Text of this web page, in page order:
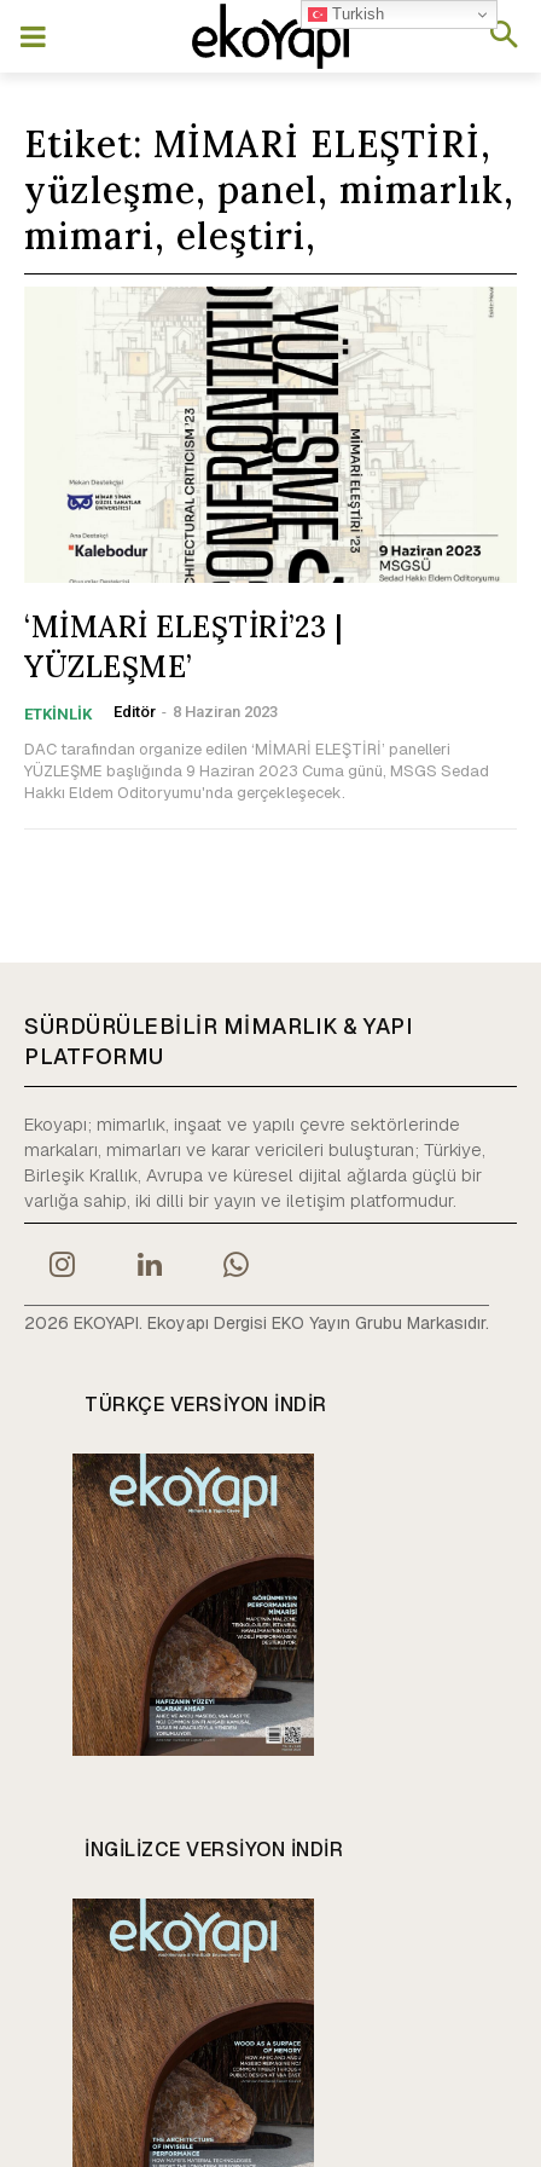
Etiket: MİMARİ ELEŞTİRİ,
yüzleşme, panel, mimarlık,
mimari, eleştiri,
‘MİMARİ ELEŞTİRİ’23 |
YÜZLEŞME’
ETKİNLİK Editör - 8 Haziran 2023
DAC tarafından organize edilen ‘MİMARİ ELEŞTİRİ’ panelleri
YÜZLEŞME başlığında 9 Haziran 2023 Cuma günü, MSGS Sedad
Hakkı Eldem Oditoryumu'nda gerçekleşecek.
SÜRDÜRÜLEBİLİR MİMARLIK & YAPI
PLATFORMU
Ekoyapı; mimarlık, inşaat ve yapılı çevre sektörlerinde
markaları, mimarları ve karar vericileri buluşturan; Türkiye,
Birleşik Krallık, Avrupa ve küresel dijital ağlarda güçlü bir
varlığa sahip, iki dilli bir yayın ve iletişim platformudur.
2026 EKOYAPI. Ekoyapı Dergisi EKO Yayın Grubu Markasıdır.
TÜRKÇE VERSIYON INDIR
INGILIZCE VERSIYON INDIR
Turkish